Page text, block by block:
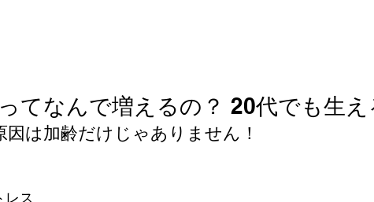
てなんで増えるの？ 20代でも生
は加齢だけじゃありません！
レス